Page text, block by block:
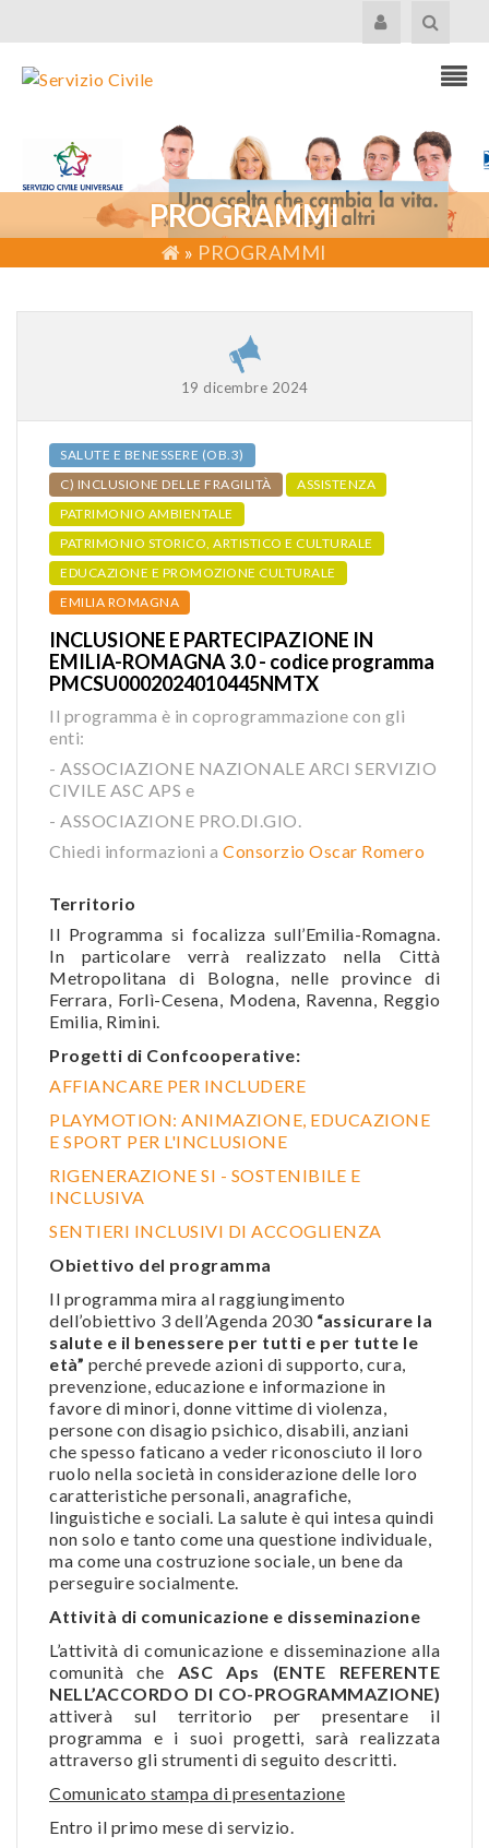
PROGRAMMI
» PROGRAMMI
19 dicembre 2024
SALUTE E BENESSERE (OB.3)
C) INCLUSIONE DELLE FRAGILITÀ
ASSISTENZA
PATRIMONIO AMBIENTALE
PATRIMONIO STORICO, ARTISTICO E CULTURALE
EDUCAZIONE E PROMOZIONE CULTURALE
EMILIA ROMAGNA
INCLUSIONE E PARTECIPAZIONE IN
EMILIA-ROMAGNA 3.0 - codice programma
PMCSU0002024010445NMTX
Il programma è in coprogrammazione con gli
enti:
- ASSOCIAZIONE NAZIONALE ARCI SERVIZIO
CIVILE ASC APS e
- ASSOCIAZIONE PRO.DI.GIO.
Chiedi informazioni a Consorzio Oscar Romero
Territorio
Il Programma si focalizza sull’Emilia-Romagna.
In particolare verrà realizzato nella Città
Metropolitana di Bologna, nelle province di
Ferrara, Forlì-Cesena, Modena, Ravenna, Reggio
Emilia, Rimini.
Progetti di Confcooperative:
AFFIANCARE PER INCLUDERE
PLAYMOTION: ANIMAZIONE, EDUCAZIONE
E SPORT PER L'INCLUSIONE
RIGENERAZIONE SI - SOSTENIBILE E
INCLUSIVA
SENTIERI INCLUSIVI DI ACCOGLIENZA
Obiettivo del programma
Il programma mira al raggiungimento
dell’obiettivo 3 dell’Agenda 2030 “assicurare la
salute e il benessere per tutti e per tutte le
età” perché prevede azioni di supporto, cura,
prevenzione, educazione e informazione in
favore di minori, donne vittime di violenza,
persone con disagio psichico, disabili, anziani
che spesso faticano a veder riconosciuto il loro
ruolo nella società in considerazione delle loro
caratteristiche personali, anagrafiche,
linguistiche e sociali. La salute è qui intesa quindi
non solo e tanto come una questione individuale,
ma come una costruzione sociale, un bene da
perseguire socialmente.
Attività di comunicazione e disseminazione
L’attività di comunicazione e disseminazione alla
comunità che ASC Aps (ENTE REFERENTE
NELL’ACCORDO DI CO-PROGRAMMAZIONE)
attiverà sul territorio per presentare il
programma e i suoi progetti, sarà realizzata
attraverso gli strumenti di seguito descritti.
Comunicato stampa di presentazione
Entro il primo mese di servizio.